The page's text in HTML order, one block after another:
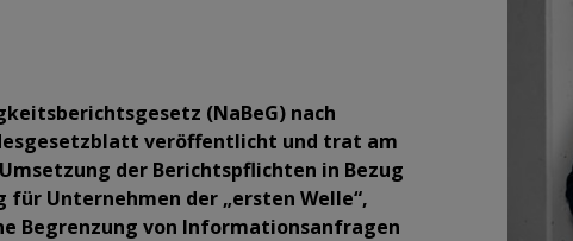
(NaBeG) nach
veröffentlicht und trat am
der Berichtspflichten in Bezug
Unternehmen der „ersten Welle“,
Begrenzung von Informationsanfragen